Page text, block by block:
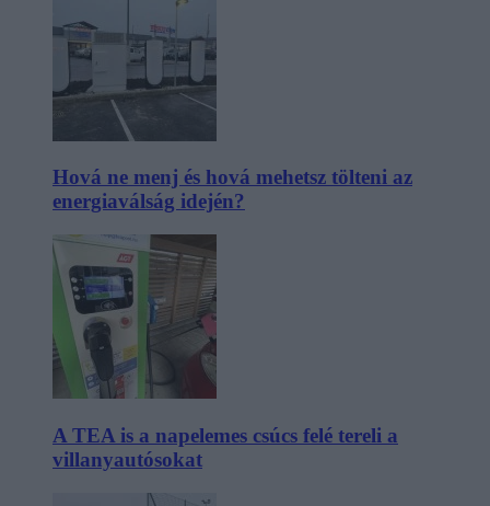
Hová ne menj és hová mehetsz tölteni az
energiaválság idején?
A TEA is a napelemes csúcs felé tereli a
villanyautósokat